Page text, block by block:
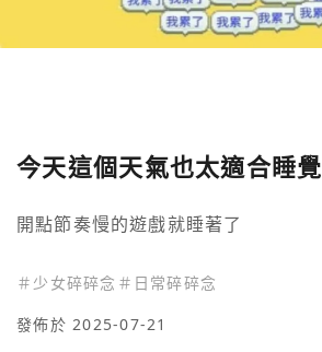
今天這個天氣也太適合睡覺
開點節奏慢的遊戲就睡著了
＃ 少女碎碎念 ＃ 日常碎碎念
發佈於 2025-07-21